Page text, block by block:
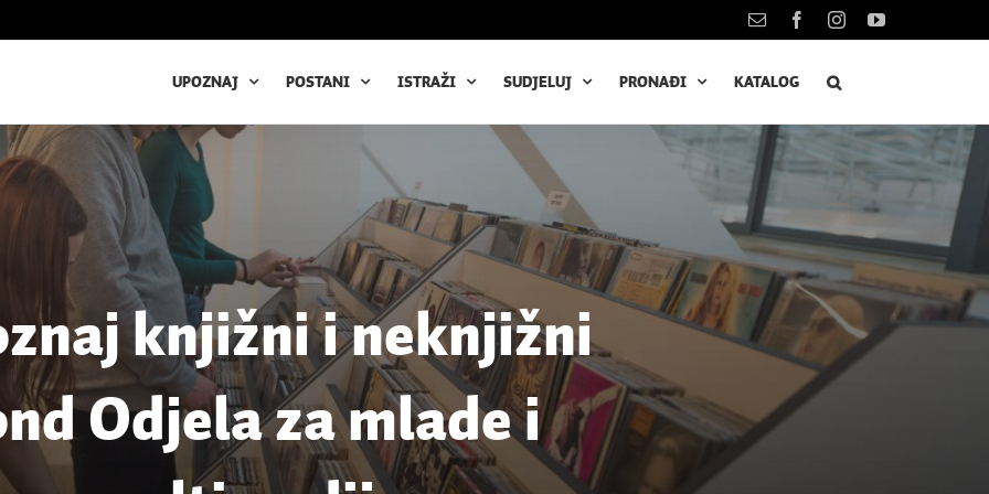
KontaktFacebookInstagramYouTube
UPOZNAJ POSTANI ISTRAŽI SUDJELUJ PRONAĐI KATALOG
knjižni i neknjižni
Odjela za mlade i